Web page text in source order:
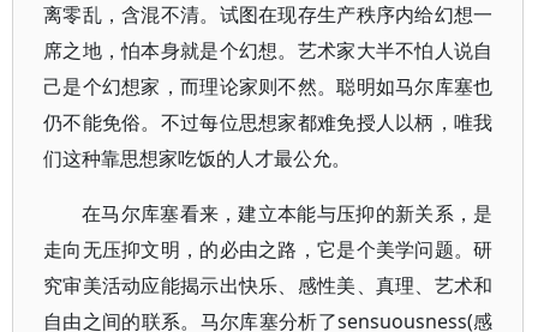
离零乱，含混不清。试图在现存生产秩序内给幻想一
席之地，怕本身就是个幻想。艺术家大半不怕人说自
己是个幻想家，而理论家则不然。聪明如马尔库塞也
仍不能免俗。不过每位思想家都难免授人以柄，唯我
们这种靠思想家吃饭的人才最公允。
在马尔库塞看来，建立本能与压抑的新关系，是
走向无压抑文明，的必由之路，它是个美学问题。研
究审美活动应能揭示出快乐、感性美、真理、艺术和
自由之间的联系。马尔库塞分析了sensuousness(感